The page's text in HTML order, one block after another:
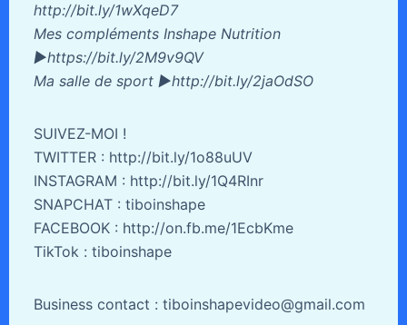
http://bit.ly/1wXqeD7
Mes compléments Inshape Nutrition
►https://bit.ly/2M9v9QV
Ma salle de sport ►http://bit.ly/2jaOdSO
SUIVEZ-MOI !
TWITTER : http://bit.ly/1o88uUV
INSTAGRAM : http://bit.ly/1Q4RInr
SNAPCHAT : tiboinshape
FACEBOOK : http://on.fb.me/1EcbKme
TikTok : tiboinshape
Business contact : tiboinshapevideo@gmail.com